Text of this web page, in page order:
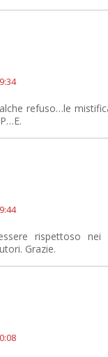
refuso…le
rispettoso nei
Grazie.